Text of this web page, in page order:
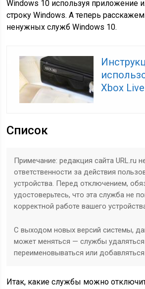
Windows 10 используя приложение
строку Windows. А теперь
ненужных служб Windows 10.
Xbox
Список
Примечание: редакция сайта URL.ru
ответственности за действия
устройства. Перед отключением,
удостоверьтесь, что эта служба не
корректной работе вашего
С выходом новых версий системы,
может меняться — службы
переименовываться или
Итак, какие службы можно